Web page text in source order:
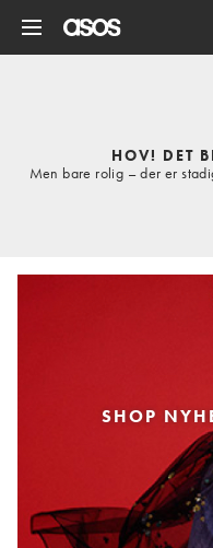
HOV! DET
Men bare rolig – der er
SHOP